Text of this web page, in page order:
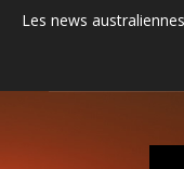
Les news